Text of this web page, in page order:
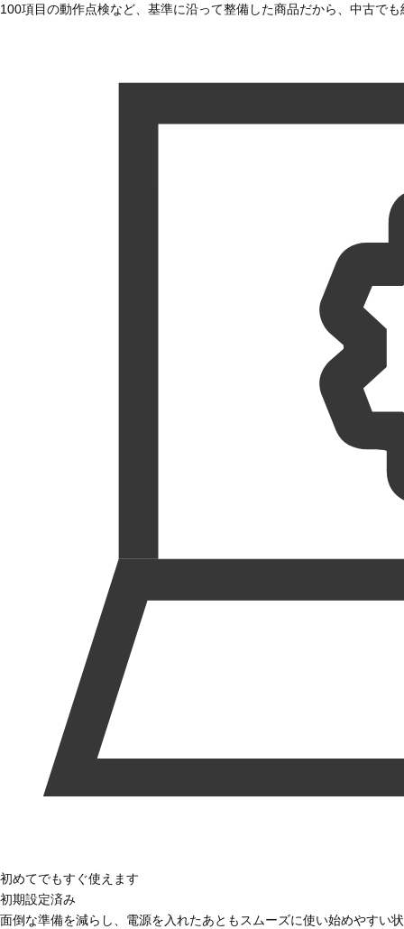
100項目の動作点検など、基準に沿って整備した商品だから、中古で
初めてでもすぐ使えます
初期設定済み
面倒な準備を減らし、電源を入れたあともスムーズに使い始めやすい